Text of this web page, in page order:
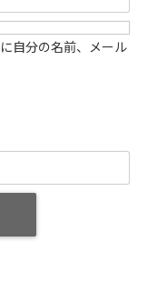
自分の名前、メール